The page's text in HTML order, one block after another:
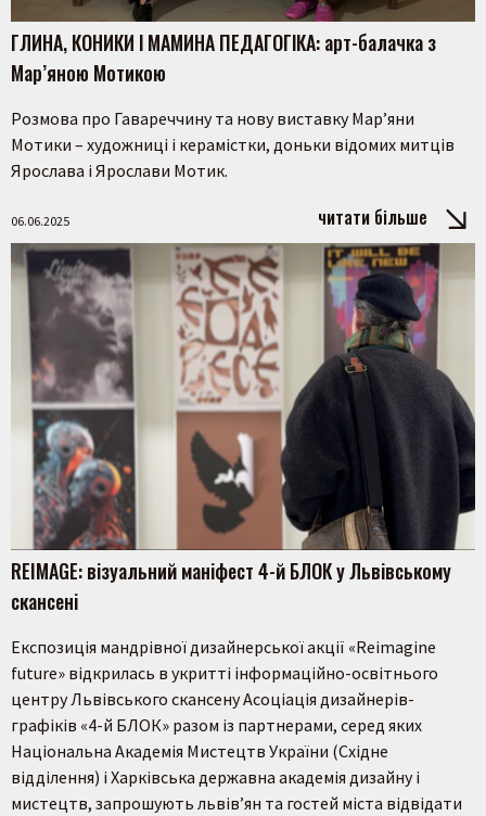
ГЛИНА, КОНИКИ І МАМИНА ПЕДАГОГІКА: арт-балачка з
Мар’яною Мотикою
Розмова про Гавареччину та нову виставку Мар’яни
Мотики – художниці і керамістки, доньки відомих митців
Ярослава і Ярослави Мотик.
06.06.2025 читати більше
REIMAGE: візуальний маніфест 4-й БЛОК у Львівському
скансені
Експозиція мандрівної дизайнерської акції «Reimagine
future» відкрилась в укритті інформаційно-освітнього
центру Львівського скансену Асоціація дизайнерів-
графіків «4-й БЛОК» разом із партнерами, серед яких
Національна Академія Мистецтв України (Східне
відділення) і Харківська державна академія дизайну і
мистецтв, запрошують львів’ян та гостей міста відвідати